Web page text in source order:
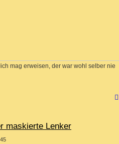
mag erweisen, der war wohl selber nie
maskierte Lenker